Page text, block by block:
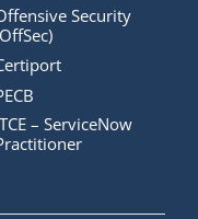
Security
– ServiceNow